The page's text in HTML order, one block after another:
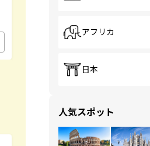
アフリカ
日本
人気スポット